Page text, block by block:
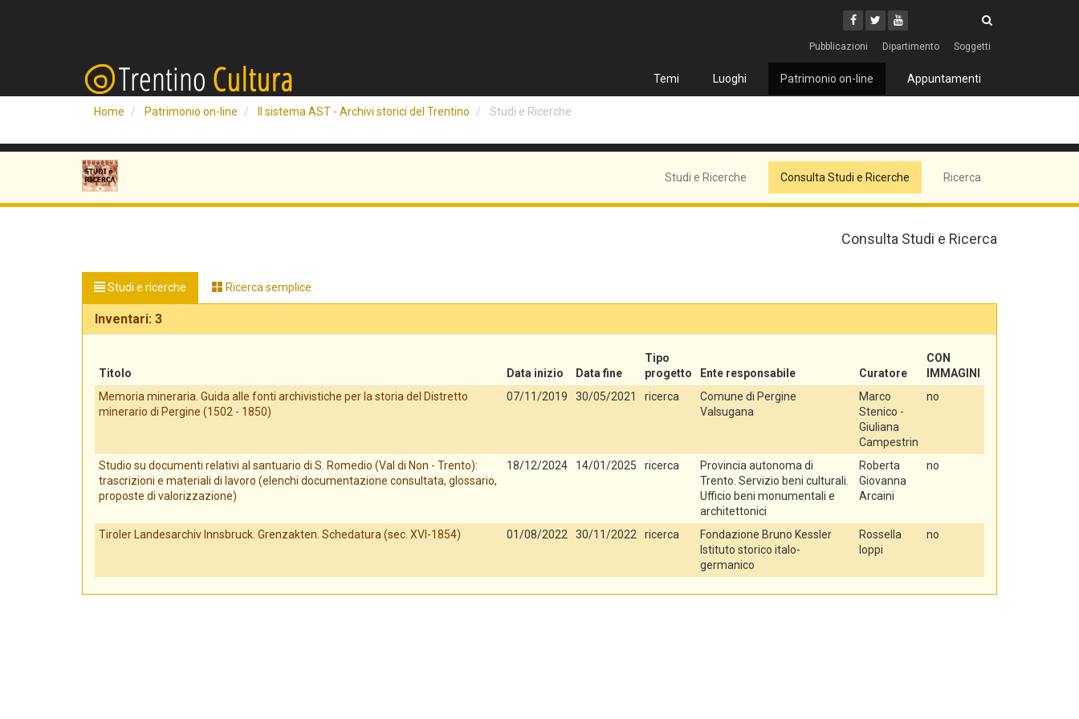
Facebook
Twitter
Youtube
Pubblicazioni Dipartimento Soggetti
Temi Luoghi Patrimonio on-line Appuntamenti
Home Patrimonio on-line Il sistema AST - Archivi storici del Trentino Studi e Ricerche
Studi e Ricerche Consulta Studi e Ricerche Ricerca
Consulta Studi e Ricerca
Studi e ricerche Ricerca semplice
Inventari: 3
Titolo Data inizio Data fine
Tipo
progetto
Ente responsabile Curatore
CON
IMMAGINI
Memoria mineraria. Guida alle fonti archivistiche per la storia del Distretto
minerario di Pergine (1502 - 1850)
07/11/2019 30/05/2021 ricerca
Comune di Pergine
Valsugana
Marco
Stenico -
Giuliana
Campestrin
no
Studio su documenti relativi al santuario di S. Romedio (Val di Non - Trento):
trascrizioni e materiali di lavoro (elenchi documentazione consultata, glossario,
proposte di valorizzazione)
18/12/2024 14/01/2025 ricerca
Provincia autonoma di
Trento. Servizio beni culturali.
Ufficio beni monumentali e
architettonici
Roberta
Giovanna
Arcaini
no
Tiroler Landesarchiv Innsbruck. Grenzakten. Schedatura (sec. XVI-1854) 01/08/2022 30/11/2022 ricerca
Fondazione Bruno Kessler
Istituto storico italo-
germanico
Rossella
Ioppi
no